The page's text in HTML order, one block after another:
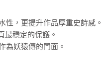
性，更提升作品厚重史詩感。
最穩定的保護。
為妖猿傳的門面。